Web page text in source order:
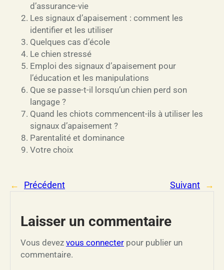
d’assurance-vie
Les signaux d’apaisement : comment les
identifier et les utiliser
Quelques cas d’école
Le chien stressé
Emploi des signaux d’apaisement pour
l’éducation et les manipulations
Que se passe-t-il lorsqu’un chien perd son
langage ?
Quand les chiots commencent-ils à utiliser les
signaux d’apaisement ?
Parentalité et dominance
Votre choix
← Précédent Suivant →
Laisser un commentaire
Vous devez vous connecter pour publier un
commentaire.